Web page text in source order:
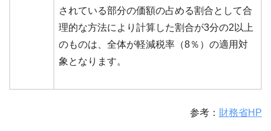
されている部分の価額の占める割合として合
理的な方法により計算した割合が3分の2以上
のものは、全体が軽減税率（8％）の適用対
象となります。
参考： 財務省HP